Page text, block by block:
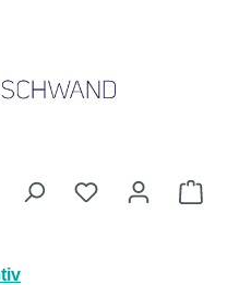
Du hast 0